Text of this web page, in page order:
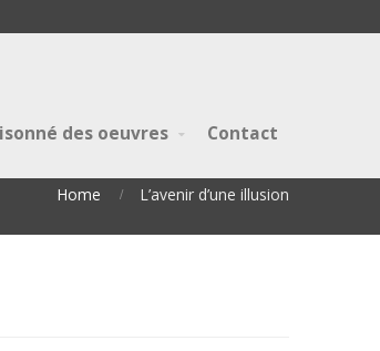
des oeuvres Contact
Home L’avenir d’une illusion